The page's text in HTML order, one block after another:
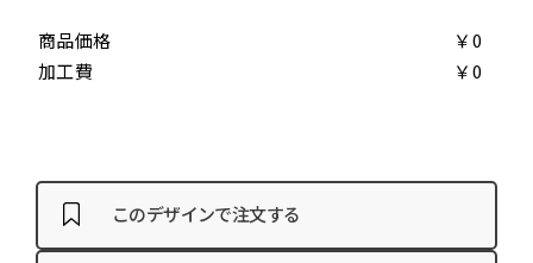
商品価格
￥0
加工費
￥0
このデザインで注文する